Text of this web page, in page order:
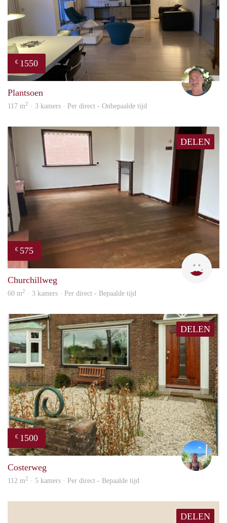
€ 1550
Jelle
Plantsoen
117 m2 · 3 kamers · Per direct - Onbepaalde tijd
DELEN
€ 575
Churchillweg
60 m2 · 3 kamers · Per direct - Bepaalde tijd
DELEN
€ 1500
jacky
Costerweg
112 m2 · 5 kamers · Per direct - Bepaalde tijd
DELEN